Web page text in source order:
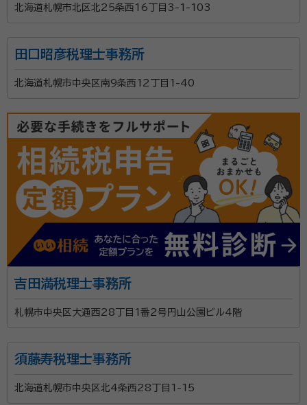
北海道札幌市北区北25条西16丁目3-1-103
田口昭彦税理士事務所
北海道札幌市中央区南9条西12丁目1-40
吉田満税理士事務所
札幌市中央区大通西28丁目1番2号円山公園ビル4階
須藤寿税理士事務所
北海道札幌市中央区北4条西28丁目1-15